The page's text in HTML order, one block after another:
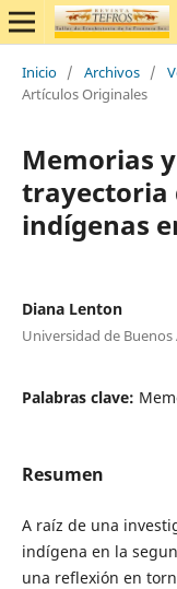
Inicio / Archivos /
Artículos Originales
Memorias
trayectoria
indígenas
Diana Lenton
Universidad de Buenos
Palabras clave:
Resumen
A raíz de una
indígena en la
una reflexión en